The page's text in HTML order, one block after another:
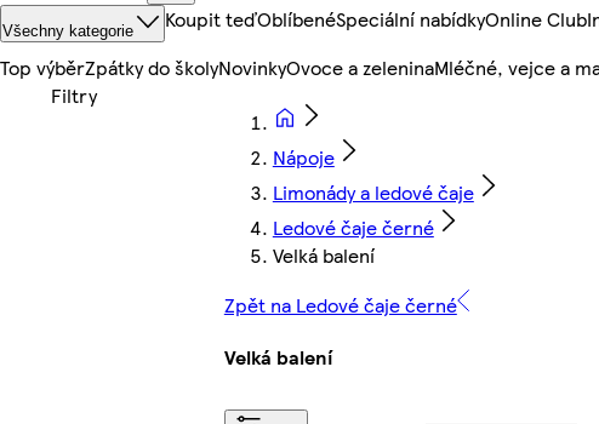
Všechny kategorie Koupit teďOblíbenéSpeciální nabídkyOnline Club
Top výběrZpátky do školyNovinkyOvoce a zeleninaMléčné, vejce a
Nápoje
Limonády a ledové čaje
Ledové čaje černé
Velká balení
Zpět na Ledové čaje černé
Velká balení